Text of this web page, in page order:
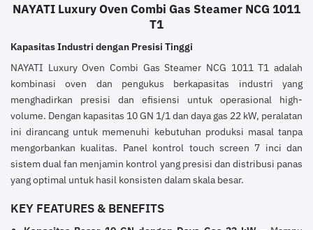
NAYATI Luxury Oven Combi Gas Steamer NCG 1011
T1
Kapasitas Industri dengan Presisi Tinggi
NAYATI Luxury Oven Combi Gas Steamer NCG 1011 T1 adalah
kombinasi oven dan pengukus berkapasitas industri yang
menghadirkan presisi dan efisiensi untuk operasional high-
volume. Dengan kapasitas 10 GN 1/1 dan daya gas 22 kW, peralatan
ini dirancang untuk memenuhi kebutuhan produksi masal tanpa
mengorbankan kualitas. Panel kontrol touch screen 7 inci dan
sistem dual fan menjamin kontrol yang presisi dan distribusi panas
yang optimal untuk hasil konsisten dalam skala besar.
KEY FEATURES & BENEFITS